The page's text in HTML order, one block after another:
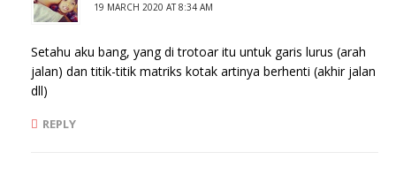
19 MARCH 2020 AT 8:34 AM
Setahu aku bang, yang di trotoar itu untuk garis lurus (arah
jalan) dan titik-titik matriks kotak artinya berhenti (akhir jalan
dll)
REPLY